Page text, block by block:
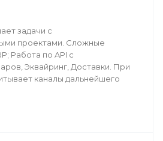
задачи с
проектами. Сложные
Работа по API с
Эквайринг, Доставки. При
каналы дальнейшего